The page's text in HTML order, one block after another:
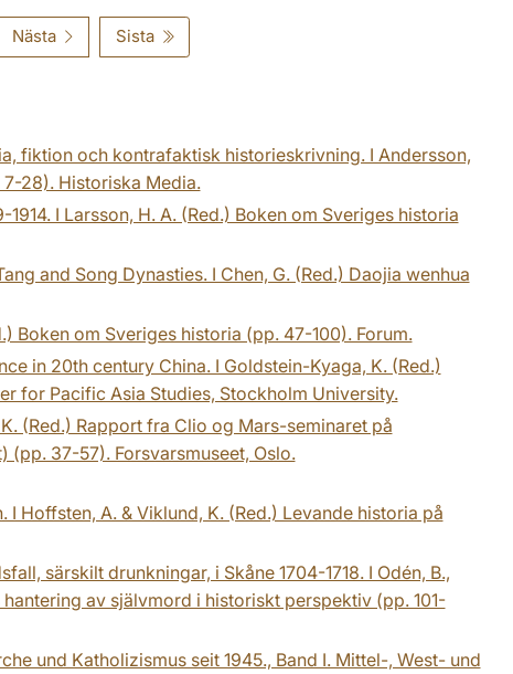
Nästa Sista
fiktion och kontrafaktisk historieskrivning. I Andersson,
7-28). Historiska Media.
I Larsson, H. A. (Red.) Boken om Sveriges historia
and Song Dynasties. I Chen, G. (Red.) Daojia wenhua
Boken om Sveriges historia (pp. 47-100). Forum.
in 20th century China. I Goldstein-Kyaga, K. (Red.)
for Pacific Asia Studies, Stockholm University.
(Red.) Rapport fra Clio og Mars-seminaret på
(pp. 37-57). Forsvarsmuseet, Oslo.
Hoffsten, A. & Viklund, K. (Red.) Levande historia på
särskilt drunkningar, i Skåne 1704-1718. I Odén, B.,
av självmord i historiskt perspektiv (pp. 101-
und Katholizismus seit 1945., Band I. Mittel-, West- und